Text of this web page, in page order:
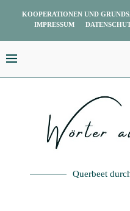
KOOPERATIONEN UND
IMPRESSUM
Querbeet